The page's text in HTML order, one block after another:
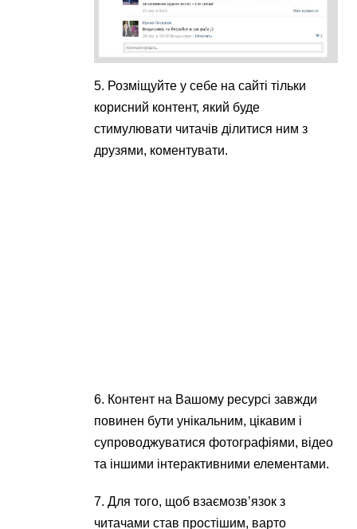
5. Розміщуйте у себе на сайті тільки
корисний контент, який буде
стимулювати читачів ділитися ним з
друзями, коментувати.
6. Контент на Вашому ресурсі завжди
повинен бути унікальним, цікавим і
супроводжуватися фотографіями, відео
та іншими інтерактивними елементами.
7. Для того, щоб взаємозв’язок з
читачами став простішим, варто